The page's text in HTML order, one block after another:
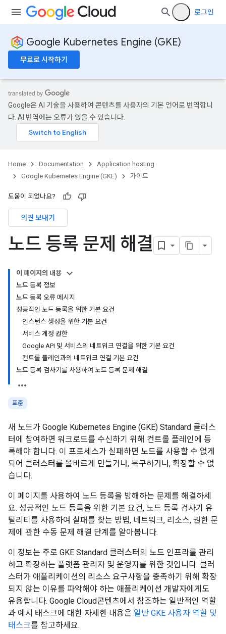
로그인
Google Kubernetes Engine (GKE)
무료로 시작하기
Google은 AI 기술을 사용하여 콘텐츠를 사용자의 기본 언어로 번역합니
다. AI 번역에는 오류가 있을 수 있습니다.
Home Documentation
Application hosting
Google Kubernetes Engine (GKE)
가이드
도움이 되었나요?
의견 보내기
노드 등록 문제 해결
이 페이지의 내용
노드 등록 정보
노드 등록 오류 메시지
성공적인 노드 등록을 위한 기본 요건
인스턴스 생성을 위한 기본 요건
서비스 계정 권한
Google API 및 서비스의 네트워크 연결을 위한 기본 요건
컨트롤 플레인과의 네트워크 연결 기본 요건
노드 등록 검사기를 사용하여 노드 등록 문제 해결
표준
새 노드가 Google Kubernetes Engine (GKE) Standard 클러스
터에 참여하면 워크로드를 수신하기 위해 컨트롤 플레인에 등
록해야 합니다. 이 프로세스가 실패하면 노드를 사용할 수 없게
되어 클러스터를 올바르게 만들거나, 복구하거나, 확장할 수 없
습니다.
이 페이지를 사용하여 노드 등록을 방해하는 문제를 해결하세
요. 성공적인 노드 등록을 위한 기본 요건, 노드 등록 검사기 유
틸리티를 사용하여 실패를 찾는 방법, 네트워크, 리소스, 권한 문
제에 관한 수동 문제 해결 단계를 알아봅니다.
이 정보는 주로 GKE Standard 클러스터의 노드 인프라를 관리
하고 확장하는 플랫폼 관리자 및 운영자를 위한 것입니다. 클러
스터가 애플리케이션의 리소스 요구사항을 충족하기 위해 확장
되지 않는 이유를 파악해야 하는 애플리케이션 개발자에게도
유용합니다. Google Cloud콘텐츠에서 참조하는 일반적인 역할
과 예시 태스크에 대한 자세한 내용은 일반 GKE 사용자 역할 및
태스크를 참고하세요.